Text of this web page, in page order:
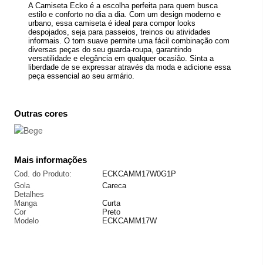
A Camiseta Ecko é a escolha perfeita para quem busca
estilo e conforto no dia a dia. Com um design moderno e
urbano, essa camiseta é ideal para compor looks
despojados, seja para passeios, treinos ou atividades
informais. O tom suave permite uma fácil combinação com
diversas peças do seu guarda-roupa, garantindo
versatilidade e elegância em qualquer ocasião. Sinta a
liberdade de se expressar através da moda e adicione essa
peça essencial ao seu armário.
Outras cores
Mais informações
Cod. do Produto:
ECKCAMM17W0G1P
Gola
Careca
Detalhes
Manga
Curta
Cor
Preto
Modelo
ECKCAMM17W